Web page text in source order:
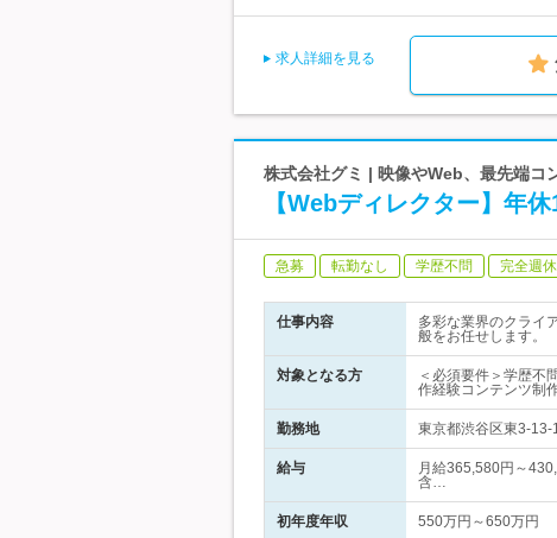
求人詳細を見る
株式会社グミ | 映像やWeb、最先端コ
【Webディレクター】年
急募 転勤なし 学歴不問 完全週
仕事内容
多彩な業界のクライ
般をお任せします。
対象となる方
＜必須要件＞学歴不
作経験コンテンツ制
勤務地 東京都渋谷区東3-
給与
月給365,580円～
含…
初年度年収 550万円～650万円